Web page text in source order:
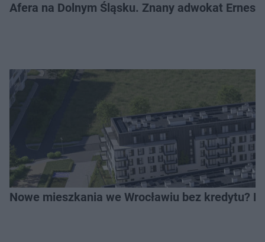
Afera na Dolnym Śląsku. Znany adwokat Ernest
Nowe mieszkania we Wrocławiu bez kredytu?